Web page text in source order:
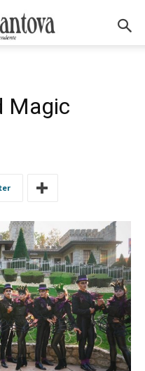
Magic